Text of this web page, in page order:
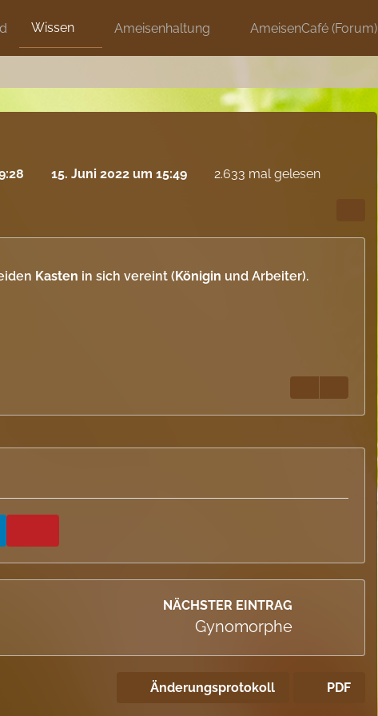
Wissen Ameisenhaltung AmeisenCafé (Forum)
15. Juni 2022 um 15:49 2.633 mal gelesen
Kasten in sich vereint (Königin und Arbeiter).
NÄCHSTER EINTRAG
Gynomorphe
Änderungsprotokoll PDF